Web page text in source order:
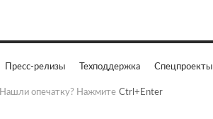
Пресс-релизы Техподдержка Спецпроекты
Нашли опечатку? Нажмите Ctrl+Enter